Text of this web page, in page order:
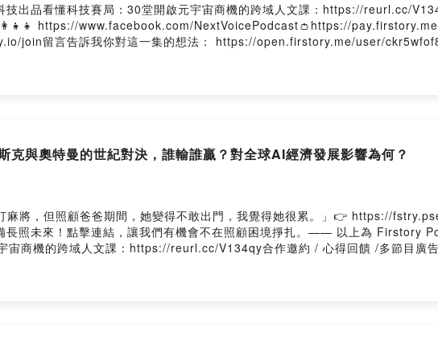
技出品看懂科技賽局：30堂開啟元宇宙商機的跨域人文課：https://reurl.cc/
https://www.facebook.com/NextVoicePodcast👛https://
join留言告訴我你對這一集的想法： https://open.firstory.me/user/
克與奧特曼的世紀對決，誰輸誰贏？對全球AI經濟發展影響為何？
麻將，但照顧爸爸期間，她變得不敢出門，我覺得她很累。」👉 https://
長照未來！點擊連結，讓我們有機會不在照顧困境掙扎。—— 以上為 Firstory
宙商機的跨域人文課：https://reurl.cc/V134qy合作邀約 / 心得回饋 /多節目
open.firstory.me/user/ckr5wfof8c3ae0812hmo07tzj/commentsPowered